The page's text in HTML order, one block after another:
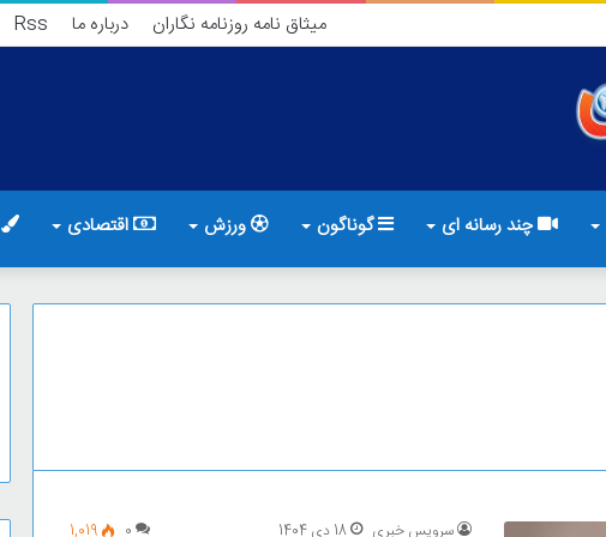
میثاق نامه روزنامه نگاران درباره ما Rss
چند رسانه ای گوناگون ورزش اقتصادی
سرویس خبری 18 دی 1404 0
1,019